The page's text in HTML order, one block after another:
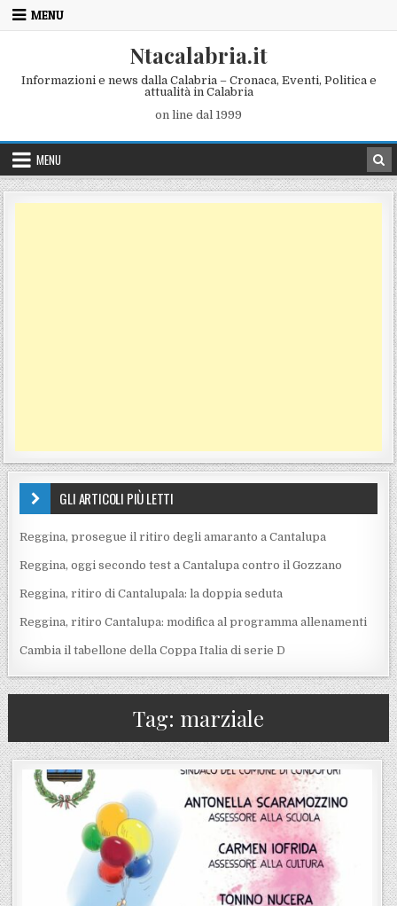
Skip to content
MENU
Ntacalabria.it
Informazioni e news dalla Calabria – Cronaca, Eventi, Politica e
attualità in Calabria
on line dal 1999
MENU
GLI ARTICOLI PIÙ LETTI
Reggina, prosegue il ritiro degli amaranto a Cantalupa
Reggina, oggi secondo test a Cantalupa contro il Gozzano
Reggina, ritiro di Cantalupala: la doppia seduta
Reggina, ritiro Cantalupa: modifica al programma allenamenti
Cambia il tabellone della Coppa Italia di serie D
Tag: marziale